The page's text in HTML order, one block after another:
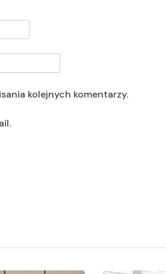
kolejnych komentarzy.